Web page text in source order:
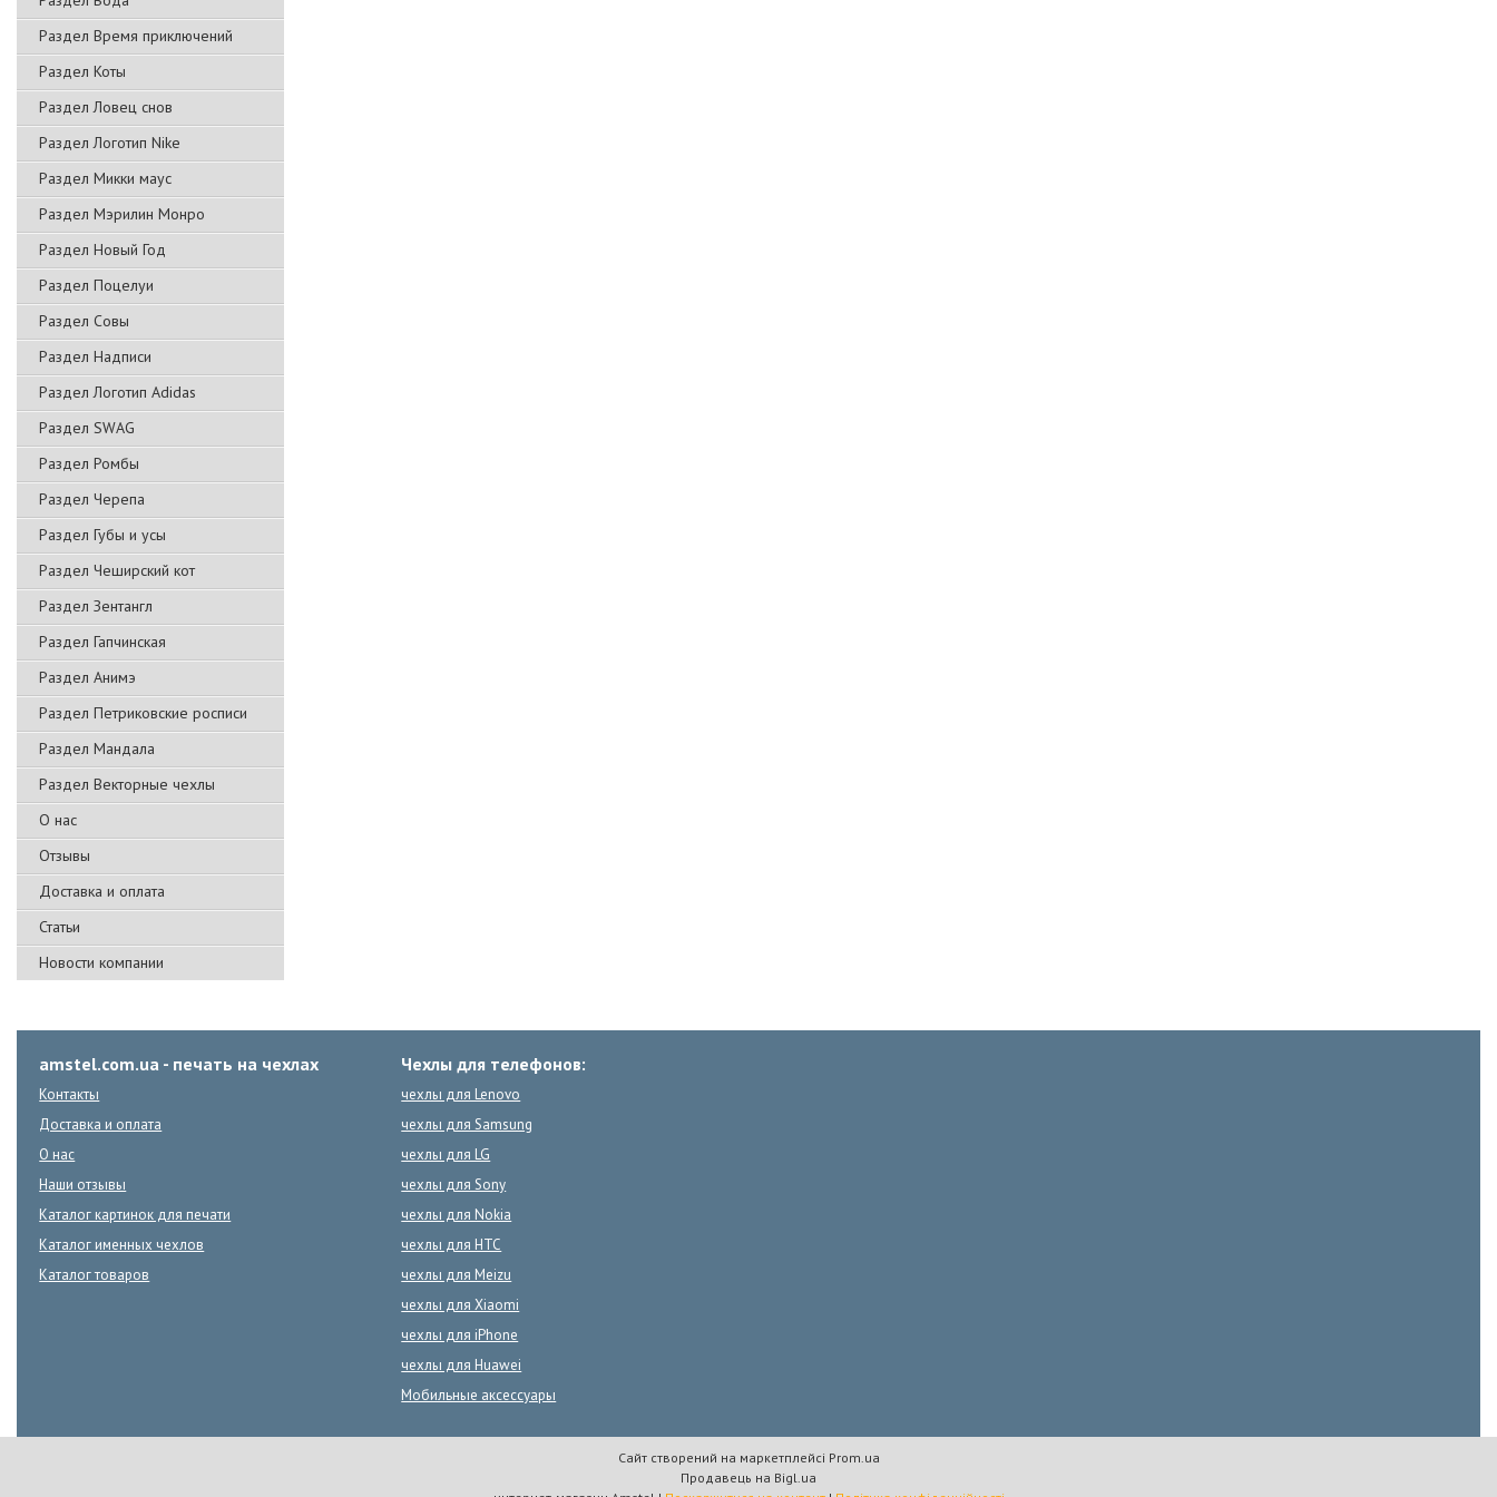
Раздел Время приключений
Раздел Коты
Раздел Ловец снов
Раздел Логотип Nike
Раздел Микки маус
Раздел Мэрилин Монро
Раздел Новый Год
Раздел Поцелуи
Раздел Совы
Раздел Надписи
Раздел Логотип Adidas
Раздел SWAG
Раздел Ромбы
Раздел Черепа
Раздел Губы и усы
Раздел Чеширский кот
Раздел Зентангл
Раздел Гапчинская
Раздел Анимэ
Раздел Петриковские росписи
Раздел Мандала
Раздел Векторные чехлы
О нас
Отзывы
Доставка и оплата
Статьи
Новости компании
amstel.com.ua - печать на чехлах
Контакты
Доставка и оплата
О нас
Наши отзывы
Каталог картинок для печати
Каталог именных чехлов
Каталог товаров
Чехлы для телефонов:
чехлы для Lenovo
чехлы для Samsung
чехлы для LG
чехлы для Sony
чехлы для Nokia
чехлы для HTC
чехлы для Meizu
чехлы для Xiaomi
чехлы для iPhone
чехлы для Huawei
Мобильные аксессуары
Сайт створений на маркетплейсі Prom.ua
Продавець на Bigl.ua